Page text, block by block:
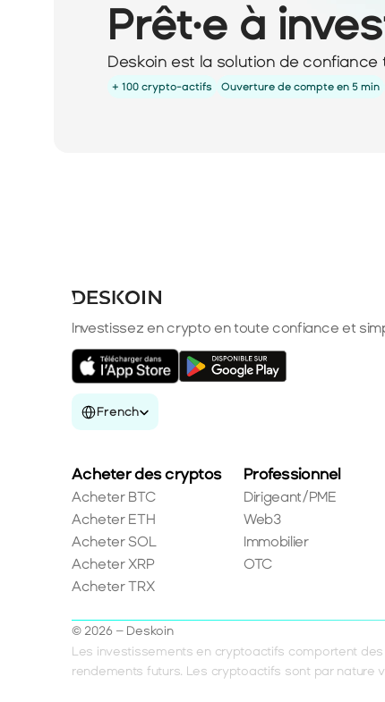
Prêt·e à
Deskoin est la solution de
Ouverture de compte en 5 min
+ 100 crypto-actifs
Investissez en crypto en toute confiance et
Select Language
French
Acheter des cryptos
Acheter BTC
Acheter ETH
Acheter SOL
Acheter XRP
Acheter TRX
Professionnel
Dirigeant/PME
Web3
Immobilier
OTC
© 2026 – Deskoin
Les investissements en cryptoactifs comportent
rendements futurs. Les cryptoactifs sont par nature